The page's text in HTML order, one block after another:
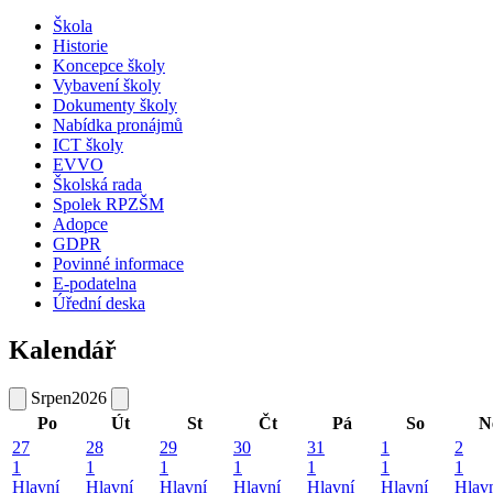
Škola
Historie
Koncepce školy
Vybavení školy
Dokumenty školy
Nabídka pronájmů
ICT školy
EVVO
Školská rada
Spolek RPZŠM
Adopce
GDPR
Povinné informace
E-podatelna
Úřední deska
Kalendář
Srpen2026
Po
Út St Čt Pá So
27
1
Hlavní
28
1
Hlavní
29
1
Hlavní
30
1
Hlavní
31
1
Hlavní
1
1
Hlavní
2
1